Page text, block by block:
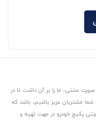
سنتی، ما را بر آن داشت تا در
مشتریان عزیز باشیم، باشد که
پکیج خودرو در جهت تهیه و